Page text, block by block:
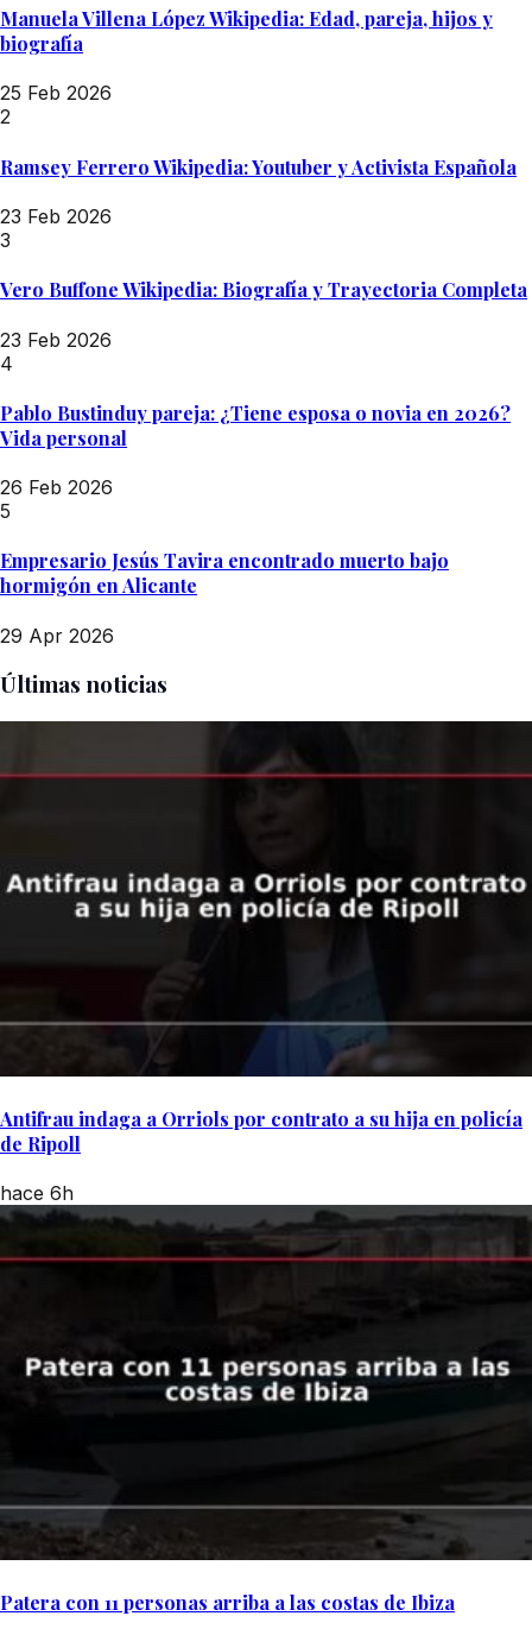
Manuela Villena López Wikipedia: Edad, pareja, hijos y
biografía
25 Feb 2026
2
Ramsey Ferrero Wikipedia: Youtuber y Activista Española
23 Feb 2026
3
Vero Buffone Wikipedia: Biografía y Trayectoria Completa
23 Feb 2026
4
Pablo Bustinduy pareja: ¿Tiene esposa o novia en 2026?
Vida personal
26 Feb 2026
5
Empresario Jesús Tavira encontrado muerto bajo
hormigón en Alicante
29 Apr 2026
Últimas noticias
Antifrau indaga a Orriols por contrato a su hija en policía
de Ripoll
hace 6h
Patera con 11 personas arriba a las costas de Ibiza